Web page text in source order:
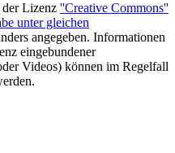
Lizenz ''Creative Commons''
unter gleichen
angegeben. Informationen
eingebundener
Videos) können im Regelfall